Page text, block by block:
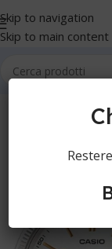
Skip to navigation
Skip to main content